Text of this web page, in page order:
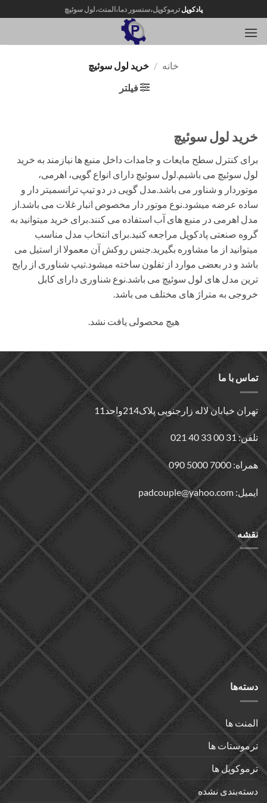
to
content
پادکوپلترموکوپل،سنسور دما،المنت،لول سوئیچ
خانه / خرید لول سوئیچ
فیلتر
خرید لول سوئیچ
برای کنترل سطح مایعات و جامدات داخل منبع ها نیازمند به خرید
لول سوئیچ می باشیم.لول سوئیچ دارای انواع گویی، اهرمی،
موتوردار و شناور می باشد.مدل گویی در دو تیپ ترانسمیتر دار و
ساده عرضه میشود.نوع موتور دار مخصوص انبار غلات می باشد.از
مدل اهرمی در منبع های آب استفاده می کنند.برای خرید میتوانید به
گروه صنعتی پادکوپل مراجعه کنید.برای انتخاب مدل مناسب
میتوانید از ما مشاوره بگیرید.جنس روکش آن معمولا از استیل می
باشد و در بعضی موارد از تفلون ساخته میشود.تیپ شناوری از رایج
ترین مدل های لول سوئیچ می باشد.نوع شناوری دارای کابل
خروجی به متراژ های مختلف می باشد.
هیچ محصولی یافت نشد.
تماس با ما
تهران خیابان لاله زارجنوبی پلاک214واحد11
تلفن: 31 00 33 40 021
همراه: 7000 5000 090
ایمیل: padcouple@yahoo.com
نقشه
دسته‌ها
المنت ها
ترموستات ها
ترموکوپل ها
دسته‌بندی نشده